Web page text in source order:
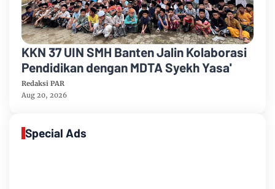
KKN 37 UIN SMH Banten Jalin Kolaborasi
Pendidikan dengan MDTA Syekh Yasa'
Redaksi PAR
Aug 20, 2026
Special Ads